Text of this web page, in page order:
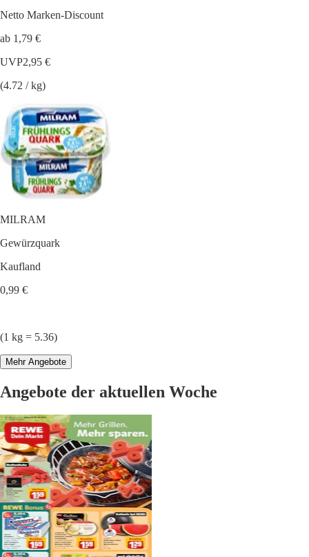
Netto Marken-Discount
ab 1,79 €
UVP2,95 €
(4.72 / kg)
MILRAM
Gewürzquark
Kaufland
0,99 €
(1 kg = 5.36)
Mehr Angebote
Angebote der aktuellen Woche